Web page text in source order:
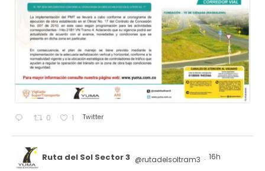
0 1 Twitter
Ruta del Sol Sector 3 @rutadelsoltram3 · 16h